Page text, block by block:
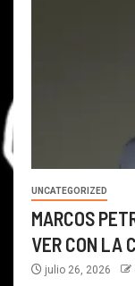
UNCATEGORIZED
MARCOS
VER CON LA
julio 26, 2026